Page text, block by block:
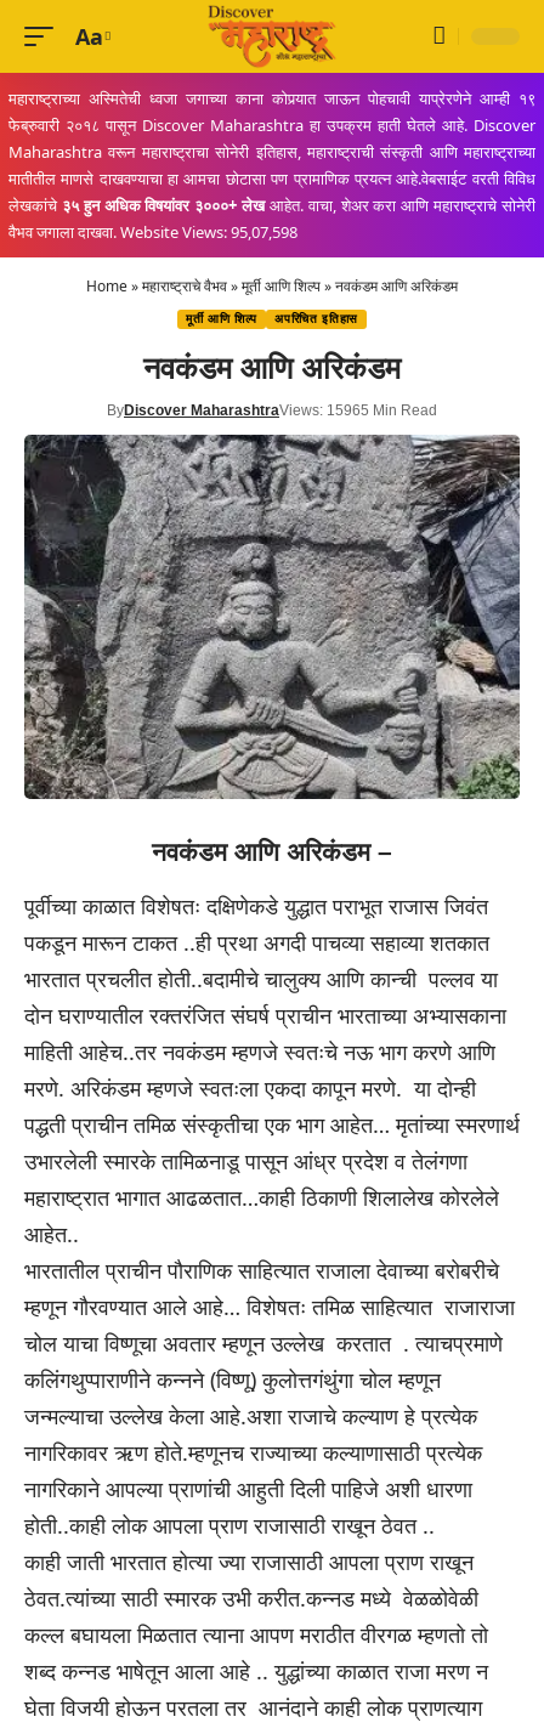
Font
Resizer
Aa
महाराष्ट्राच्या अस्मितेची ध्वजा जगाच्या काना कोपर्‍यात जाऊन पोहचावी याप्रेरणेने आम्ही १९
फेब्रुवारी २०१८ पासून Discover Maharashtra हा उपक्रम हाती घेतले आहे. Discover
Maharashtra वरून महाराष्ट्राचा सोनेरी इतिहास, महाराष्ट्राची संस्कृती आणि महाराष्ट्राच्या
मातीतील माणसे दाखवण्याचा हा आमचा छोटासा पण प्रामाणिक प्रयत्न आहे.वेबसाईट वरती विविध
लेखकांचे ३५ हुन अधिक विषयांवर ३०००+ लेखआहेत. वाचा, शेअर करा आणि महाराष्ट्राचे सोनेरी
वैभव जगाला दाखवा. Website Views: 95,07,598
Home»महाराष्ट्राचे वैभव»मूर्ती आणि शिल्प»नवकंडम आणि अरिकंडम
मूर्ती आणि शिल्प अपरिचित इतिहास
नवकंडम आणि अरिकंडम
ByDiscover MaharashtraViews: 15965 Min Read
नवकंडम आणि अरिकंडम –
पूर्वीच्या काळात विशेषतः दक्षिणेकडे युद्धात पराभूत राजास जिवंत
पकडून मारून टाकत ..ही प्रथा अगदी पाचव्या सहाव्या शतकात
भारतात प्रचलीत होती..बदामीचे चालुक्य आणि कान्ची पल्लव या
दोन घराण्यातील रक्तरंजित संघर्ष प्राचीन भारताच्या अभ्यासकाना
माहिती आहेच..तर नवकंडम म्हणजे स्वतःचे नऊ भाग करणे आणि
मरणे. अरिकंडम म्हणजे स्वतःला एकदा कापून मरणे. या दोन्ही
पद्धती प्राचीन तमिळ संस्कृतीचा एक भाग आहेत… मृतांच्या स्मरणार्थ
उभारलेली स्मारके तामिळनाडू पासून आंध्र प्रदेश व तेलंगणा
महाराष्ट्रात भागात आढळतात…काही ठिकाणी शिलालेख कोरलेले
आहेत..
भारतातील प्राचीन पौराणिक साहित्यात राजाला देवाच्या बरोबरीचे
म्हणून गौरवण्यात आले आहे… विशेषतः तमिळ साहित्यात राजाराजा
चोल याचा विष्णूचा अवतार म्हणून उल्लेख करतात . त्याचप्रमाणे
कलिंगथुप्पाराणीने कन्नने (विष्णू) कुलोत्तगंथुंगा चोल म्हणून
जन्मल्याचा उल्लेख केला आहे.अशा राजाचे कल्याण हे प्रत्येक
नागरिकावर ऋण होते.म्हणूनच राज्याच्या कल्याणासाठी प्रत्येक
नागरिकाने आपल्या प्राणांची आहुती दिली पाहिजे अशी धारणा
होती..काही लोक आपला प्राण राजासाठी राखून ठेवत ..
काही जाती भारतात होत्या ज्या राजासाठी आपला प्राण राखून
ठेवत.त्यांच्या साठी स्मारक उभी करीत.कन्नड मध्ये वेळळोवेळी
कल्ल बघायला मिळतात त्याना आपण मराठीत वीरगळ म्हणतो तो
शब्द कन्नड भाषेतून आला आहे .. युद्धांच्या काळात राजा मरण न
घेता विजयी होऊन परतला तर आनंदाने काही लोक प्राणत्याग